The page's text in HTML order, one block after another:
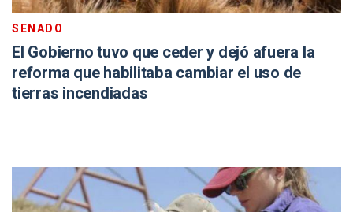
SENADO
El Gobierno tuvo que ceder y dejó afuera la
reforma que habilitaba cambiar el uso de
tierras incendiadas